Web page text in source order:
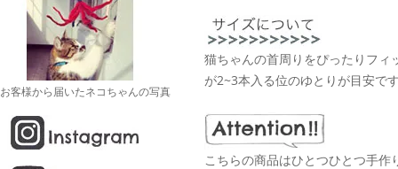
猫ちゃんの首周りをぴったりフ
が2~3本入る位のゆとりが目安で
こちらの商品はひとつひとつ手
お客様から届いたネコちゃんの写真